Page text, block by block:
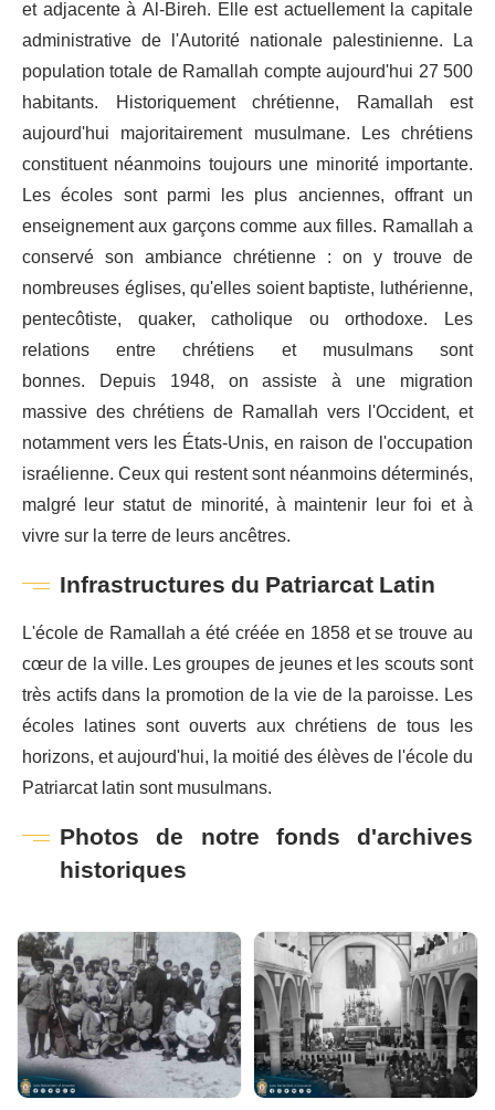
et adjacente à Al-Bireh. Elle est actuellement la capitale
administrative de l'Autorité nationale palestinienne. La
population totale de Ramallah compte aujourd'hui 27 500
habitants. Historiquement chrétienne, Ramallah est
aujourd'hui majoritairement musulmane. Les chrétiens
constituent néanmoins toujours une minorité importante.
Les écoles sont parmi les plus anciennes, offrant un
enseignement aux garçons comme aux filles. Ramallah a
conservé son ambiance chrétienne : on y trouve de
nombreuses églises, qu'elles soient baptiste, luthérienne,
pentecôtiste, quaker, catholique ou orthodoxe. Les
relations entre chrétiens et musulmans sont
bonnes. Depuis 1948, on assiste à une migration
massive des chrétiens de Ramallah vers l'Occident, et
notamment vers les États-Unis, en raison de l'occupation
israélienne. Ceux qui restent sont néanmoins déterminés,
malgré leur statut de minorité, à maintenir leur foi et à
vivre sur la terre de leurs ancêtres.
Infrastructures du Patriarcat Latin
L'école de Ramallah a été créée en 1858 et se trouve au
cœur de la ville. Les groupes de jeunes et les scouts sont
très actifs dans la promotion de la vie de la paroisse. Les
écoles latines sont ouverts aux chrétiens de tous les
horizons, et aujourd'hui, la moitié des élèves de l'école du
Patriarcat latin sont musulmans.
Photos de notre fonds d'archives
historiques